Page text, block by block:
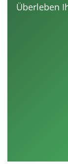
Überleben